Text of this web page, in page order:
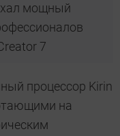
мощный
7
процессор Kirin
на